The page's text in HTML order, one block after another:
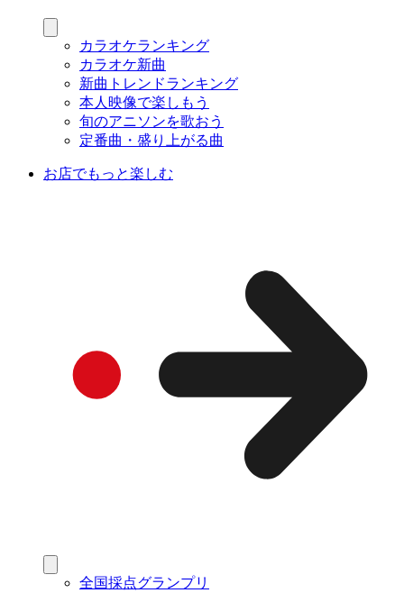
カラオケランキング
カラオケ新曲
新曲トレンドランキング
本人映像で楽しもう
旬のアニソンを歌おう
定番曲・盛り上がる曲
お店でもっと楽しむ
全国採点グランプリ